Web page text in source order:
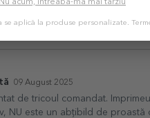
09 August 2025
de tricoul comandat.
NU este un abțibild de proastă
Nu acum, întreabă-mă mai târziu
se aplică la produse personalizate.